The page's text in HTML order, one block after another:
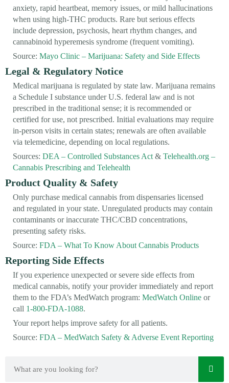
anxiety, rapid heartbeat, memory issues, or mild hallucinations
when using high-THC products. Rare but serious effects
include depression, psychosis, heart rhythm changes, and
cannabinoid hyperemesis syndrome (frequent vomiting).
Source: Mayo Clinic – Marijuana: Safety and Side Effects
Legal & Regulatory Notice
Medical marijuana is regulated by state law. Marijuana remains
a Schedule I substance under U.S. federal law and is not
prescribed in the traditional sense; it is recommended or
certified for use, not prescribed. Initial evaluations may require
in-person visits in certain states; renewals are often available
via telemedicine, depending on local regulations.
Sources: DEA – Controlled Substances Act& Telehealth.org –
Cannabis Prescribing and Telehealth
Product Quality & Safety
Only purchase medical cannabis from dispensaries licensed
and regulated in your state. Unregulated products may contain
contaminants or inaccurate THC/CBD concentrations,
presenting safety risks.
Source: FDA – What To Know About Cannabis Products
Reporting Side Effects
If you experience unexpected or severe side effects from
medical cannabis, notify your provider immediately and report
them to the FDA’s MedWatch program: MedWatch Online or
call 1-800-FDA-1088.
Your report helps improve safety for all patients.
Source: FDA – MedWatch Safety & Adverse Event Reporting